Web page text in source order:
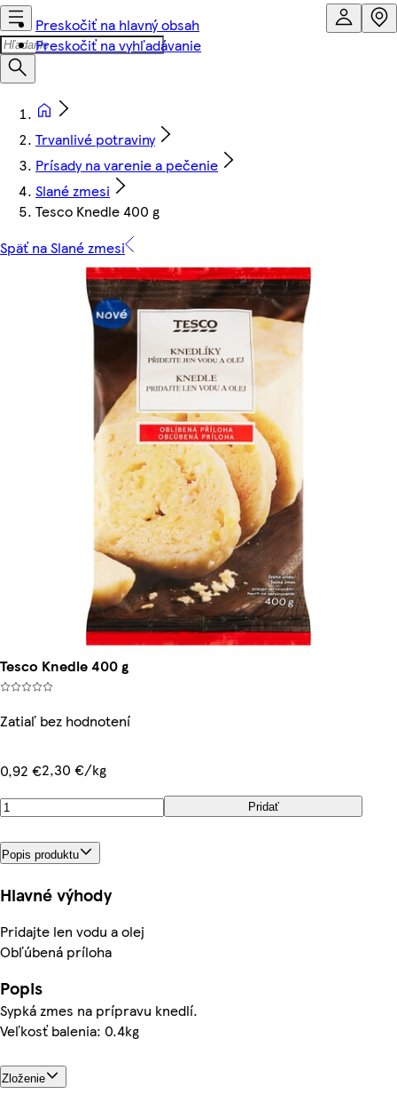
Preskočiť na hlavný obsah
Preskočiť na vyhľadávanie
Trvanlivé potraviny
Prísady na varenie a pečenie
Slané zmesi
Tesco Knedle 400 g
Späť na Slané zmesi
Tesco Knedle 400 g
Zatiaľ bez hodnotení
0,92 €2,30 €/kg
Pridať
Popis produktu
Hlavné výhody
Pridajte len vodu a olej
Obľúbená príloha
Popis
Sypká zmes na prípravu knedlí.
Veľkosť balenia: 0.4kg
Zloženie